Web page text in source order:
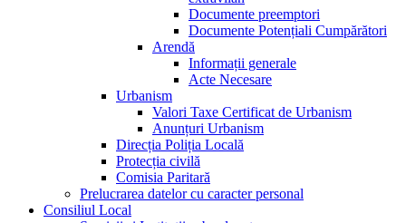
Documente preemptori
Documente Potențiali Cumpărători
Arendă
Informații generale
Acte Necesare
Urbanism
Valori Taxe Certificat de Urbanism
Anunțuri Urbanism
Direcția Poliția Locală
Protecția civilă
Comisia Paritară
Prelucrarea datelor cu caracter personal
Consiliul Local